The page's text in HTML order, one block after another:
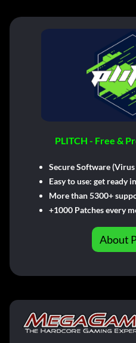
PLITCH - Free &
Secure Software
Easy to use: get ready
More than 5300+
+1000 Patches every
About